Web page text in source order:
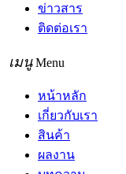
ข่าวสาร
ติดต่อเรา
Menu
หน้าหลัก
เกี่ยวกับเรา
สินค้า
ผลงาน